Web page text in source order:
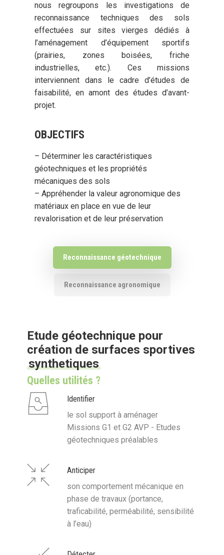
nous regroupons les investigations de
reconnaissance techniques des sols
effectuées sur sites vierges dédiés à
l’aménagement d’équipement sportifs
(prairies, zones boisées, friche
industrielles, etc.). Ces missions
interviennent dans le cadre d’études de
faisabilité, en amont des études d’avant-
projet.
OBJECTIFS
– Déterminer les caractéristiques
géotechniques et les propriétés
mécaniques des sols
– Appréhender la valeur agronomique des
matériaux en place en vue de leur
revalorisation et de leur préservation
Reconnaissance géotechnique
Reconnaissance agronomique
Etude géotechnique pour
création de surfaces sportives
synthetiques
Quelles utilités ?
Identifier
le sol support à aménager
Missions G1 et G2 AVP - Etudes
géotechniques préalables
Anticiper
son comportement mécanique en
phase de travaux (portance,
traficabilité, perméabilité, sensibilité
à l’eau)